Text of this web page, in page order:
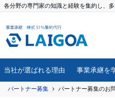
各分野の専門家の知識と経験を集約し、
当社が選ばれる理由 事業承継を
パートナー募集 パートナー募集のお